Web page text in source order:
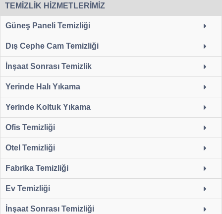
TEMİZLİK HİZMETLERİMİZ
Güneş Paneli Temizliği
Dış Cephe Cam Temizliği
İnşaat Sonrası Temizlik
Yerinde Halı Yıkama
Yerinde Koltuk Yıkama
Ofis Temizliği
Otel Temizliği
Fabrika Temizliği
Ev Temizliği
İnşaat Sonrası Temizliği